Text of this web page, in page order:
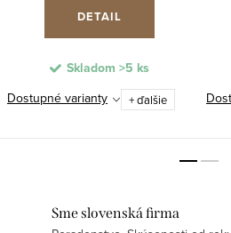
DETAIL
Skladom >5 ks
Dostupné varianty + ďalšie
Sme slovenská firma